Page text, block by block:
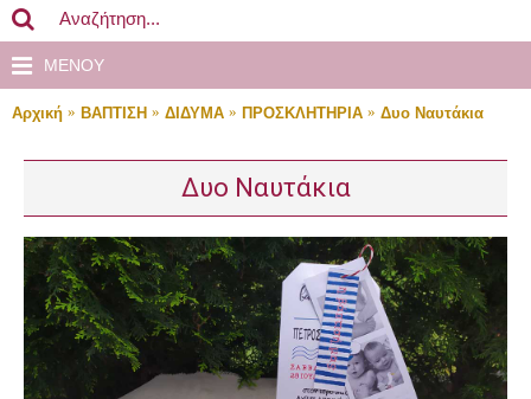
MENOY
Αρχική ΒΑΠΤΙΣΗ ΔΙΔΥΜΑ ΠΡΟΣΚΛΗΤΗΡΙΑ Δυο Ναυτάκια
Δυο Ναυτάκια